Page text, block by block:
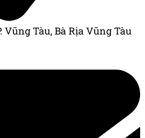
Vũng Tàu, Bà Rịa Vũng Tàu